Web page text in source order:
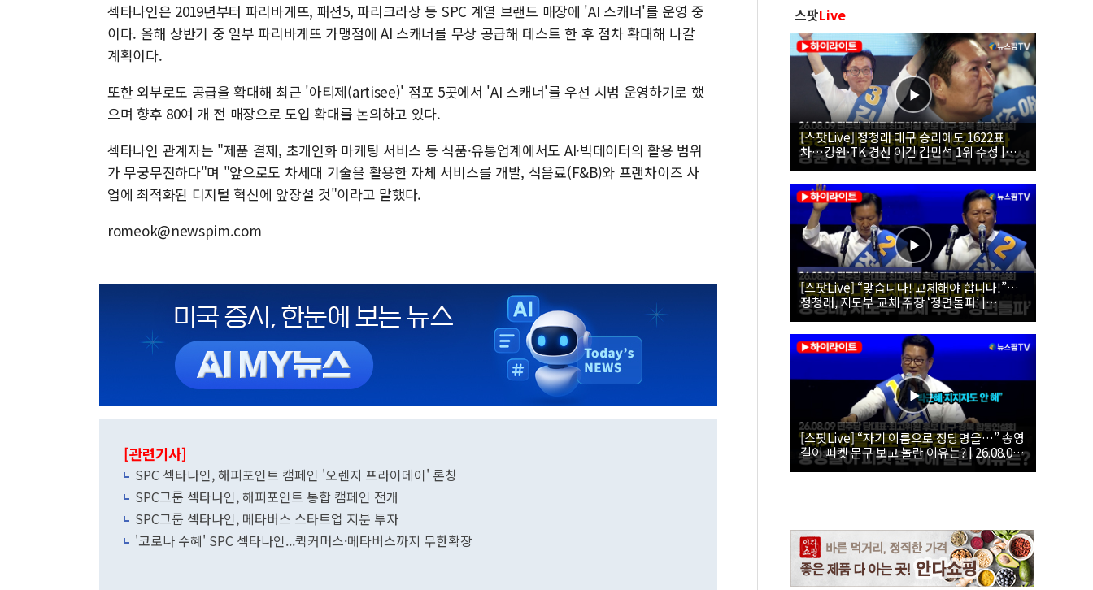
섹타나인은 2019년부터 파리바게뜨, 패션5, 파리크라상 등 SPC 계열 브랜드 매장에 'AI 스캐너'를 운영 중
이다. 올해 상반기 중 일부 파리바게뜨 가맹점에 AI 스캐너를 무상 공급해 테스트 한 후 점차 확대해 나갈
계획이다.
또한 외부로도 공급을 확대해 최근 '아티제(artisee)' 점포 5곳에서 'AI 스캐너'를 우선 시범 운영하기로 했
으며 향후 80여 개 전 매장으로 도입 확대를 논의하고 있다.
섹타나인 관계자는 "제품 결제, 초개인화 마케팅 서비스 등 식품·유통업계에서도 AI·빅데이터의 활용 범위
가 무궁무진하다"며 "앞으로도 차세대 기술을 활용한 자체 서비스를 개발, 식음료(F&B)와 프랜차이즈 사
업에 최적화된 디지털 혁신에 앞장설 것"이라고 말했다.
romeok@newspim.com
[관련기사]
SPC 섹타나인, 해피포인트 캠페인 '오렌지 프라이데이' 론칭
SPC그룹 섹타나인, 해피포인트 통합 캠페인 전개
SPC그룹 섹타나인, 메타버스 스타트업 지분 투자
'코로나 수혜' SPC 섹타나인...퀵커머스·메타버스까지 무한확장
스팟Live
[스팟Live] 정청래 대구 승리에도 1622표
차…강원·TK 경선 이긴 김민석 1위 수성 |
26.08.09 더불어민주당 당대표·최고위원 후
보 대구·경북 합동연설회
[스팟Live] “맞습니다! 교체해야 합니다!”…
정청래, 지도부 교체 주장 ‘정면돌파’ |
26.08.09 더불어민주당 당대표·최고위원 후
보 대구·경북 합동연설회
[스팟Live] “자기 이름으로 정당명을…” 송영
길이 피켓 문구 보고 놀란 이유는? | 26.08.09
더불어민주당 당대표·최고위원 후보 대구·경